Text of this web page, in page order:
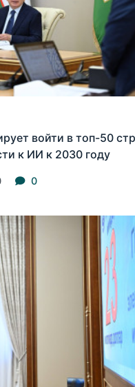
войти в топ-50
к ИИ к 2030 году
0